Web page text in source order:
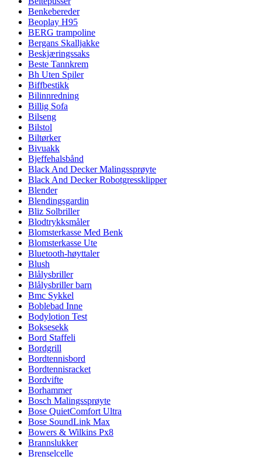
Benkebereder
Beoplay H95
BERG trampoline
Bergans Skalljakke
Beskjæringssaks
Beste Tannkrem
Bh Uten Spiler
Biffbestikk
Bilinnredning
Billig Sofa
Bilseng
Bilstol
Biltørker
Bivuakk
Bjeffehalsbånd
Black And Decker Malingssprøyte
Black And Decker Robotgressklipper
Blender
Blendingsgardin
Bliz Solbriller
Blodtrykksmåler
Blomsterkasse Med Benk
Blomsterkasse Ute
Bluetooth-høyttaler
Blush
Blålysbriller
Blålysbriller barn
Bmc Sykkel
Boblebad Inne
Bodylotion Test
Boksesekk
Bord Staffeli
Bordgrill
Bordtennisbord
Bordtennisracket
Bordvifte
Borhammer
Bosch Malingssprøyte
Bose QuietComfort Ultra
Bose SoundLink Max
Bowers & Wilkins Px8
Brannslukker
Brenselcelle